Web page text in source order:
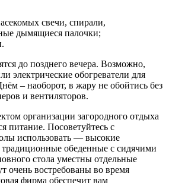
свечи, спирали,
дымящиеся палочки;
до позднего вечера. Возможно,
электрические обогреватели для
– наоборот, в жару не обойтись без
и вентиляторов.
организации загородного отдыха
питание. Посоветуйтесь с
использовать — высокие
обеденные с сидячими
стола уместны отдельные
очень востребованы во время
фирма обеспечит вам